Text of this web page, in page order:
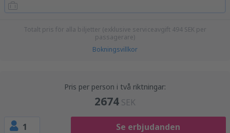
Totalt pris för alla biljetter (exklusive serviceavgift 494 SEK per
passagerare)
Bokningsvillkor
Pris per person i två riktningar:
2674 SEK
1 Se erbjudanden